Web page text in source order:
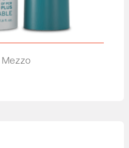
Mezzo